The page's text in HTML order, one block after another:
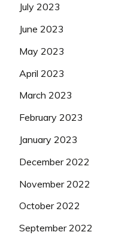
July 2023
June 2023
May 2023
April 2023
March 2023
February 2023
January 2023
December 2022
November 2022
October 2022
September 2022